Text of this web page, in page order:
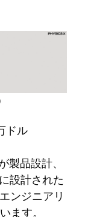
ドル
製品設計、
設計された
ンジニアリ